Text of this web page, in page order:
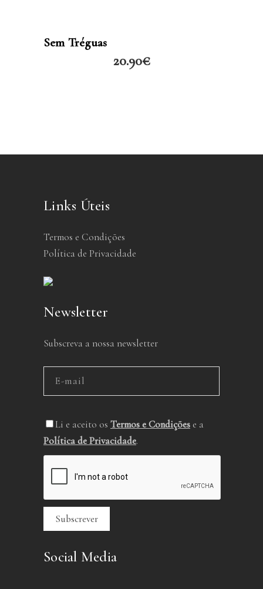
Sem Tréguas
20.90€
Links Úteis
Termos e Condições
Política de Privacidade
Newsletter
Subscreva a nossa newsletter
Li e aceito os Termos e Condições e a
Política de Privacidade.
Social Media